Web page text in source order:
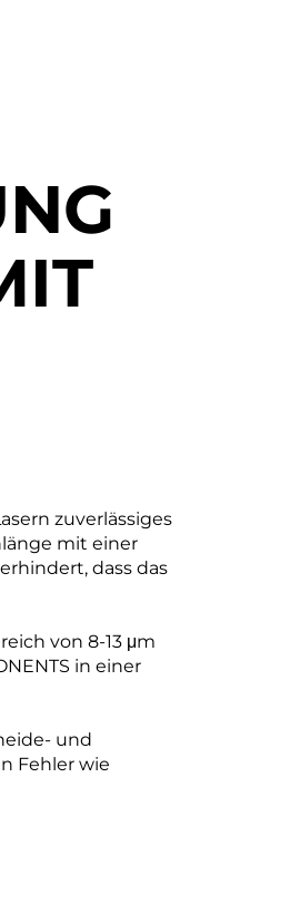
zuverlässiges
mit einer
dass das
von 8-13 μm
in einer
und
Fehler wie